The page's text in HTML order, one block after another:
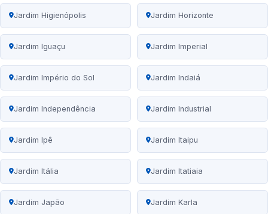
Jardim Higienópolis Jardim Horizonte
Jardim Iguaçu Jardim Imperial
Jardim Império do Sol Jardim Indaiá
Jardim Independência Jardim Industrial
Jardim Ipê Jardim Itaipu
Jardim Itália Jardim Itatiaia
Jardim Japão Jardim Karla